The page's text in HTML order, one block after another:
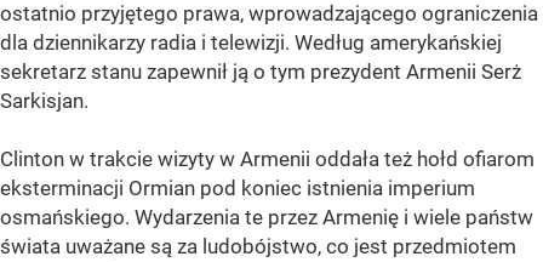
ostatnio przyjętego prawa, wprowadzającego ograniczenia
dla dziennikarzy radia i telewizji. Według amerykańskiej
sekretarz stanu zapewnił ją o tym prezydent Armenii Serż
Sarkisjan.
Clinton w trakcie wizyty w Armenii oddała też hołd ofiarom
eksterminacji Ormian pod koniec istnienia imperium
osmańskiego. Wydarzenia te przez Armenię i wiele państw
świata uważane są za ludobójstwo, co jest przedmiotem